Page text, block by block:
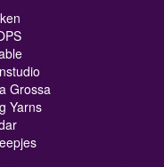
Grossa
Yarns